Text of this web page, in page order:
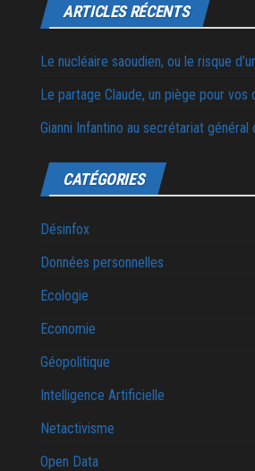
ARTICLES RÉCENTS
Le nucléaire saoudien, ou le risque
Le partage Claude, un piège pour vos
Gianni Infantino au secrétariat général
CATÉGORIES
Désinfox
Données personnelles
Ecologie
Economie
Géopolitique
Intelligence Artificielle
Netactivisme
Open Data